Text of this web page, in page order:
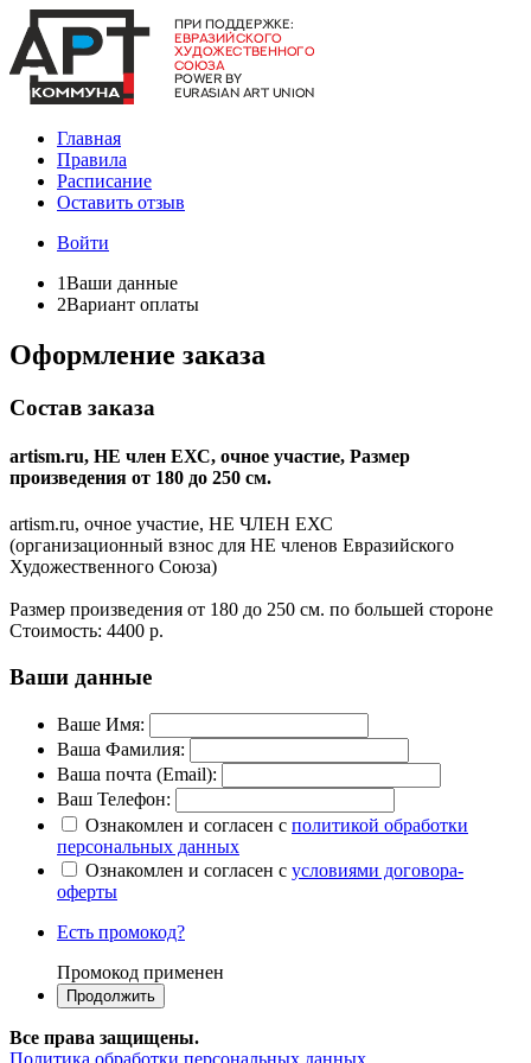
Главная
Правила
Расписание
Оставить отзыв
Войти
1Ваши данные
2Вариант оплаты
Оформление заказа
Состав заказа
artism.ru, НЕ член ЕХС, очное участие, Размер
произведения от 180 до 250 см.
artism.ru, очное участие, НЕ ЧЛЕН ЕХС
(организационный взнос для НЕ членов Евразийского
Художественного Союза)
Размер произведения от 180 до 250 см. по большей стороне
Стоимость: 4400 р.
Ваши данные
Ваше Имя:
Ваша Фамилия:
Ваша почта (Email):
Ваш Телефон:
Ознакомлен и согласен с политикой обработки
персональных данных
Ознакомлен и согласен с условиями договора-
оферты
Есть промокод?
Промокод применен
Все права защищены.
Политика обработки персональных данных